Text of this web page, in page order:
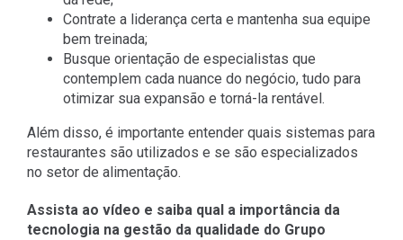
Contrate a liderança certa e mantenha sua equipe
bem treinada;
Busque orientação de especialistas que
contemplem cada nuance do negócio, tudo para
otimizar sua expansão e torná-la rentável.
Além disso, é importante entender quais sistemas para
restaurantes são utilizados e se são especializados
no setor de alimentação.
Assista ao vídeo e saiba qual a importância da
tecnologia na gestão da qualidade do Grupo